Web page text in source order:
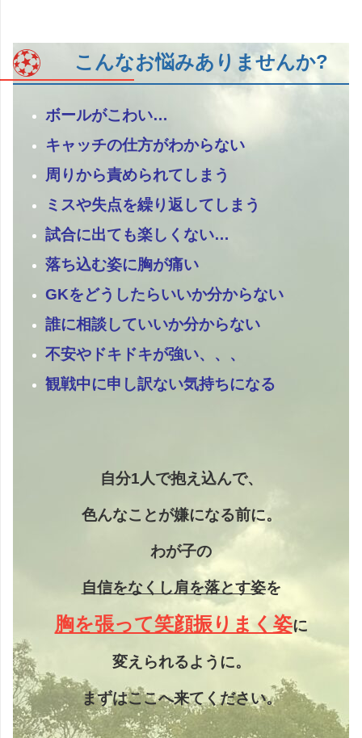
こんなお悩みありませんか?
ボールがこわい…
キャッチの仕方がわからない
周りから責められてしまう
ミスや失点を繰り返してしまう
試合に出ても楽しくない…
落ち込む姿に胸が痛い
GKをどうしたらいいか分からない
誰に相談していいか分からない
不安やドキドキが強い、、、
観戦中に申し訳ない気持ちになる
自分1人で抱え込んで、
色んなことが嫌になる前に。
わが子の
自信をなくし肩を落とす姿を
胸を張って笑顔振りまく姿に
変えられるように。
まずはここへ来てください。